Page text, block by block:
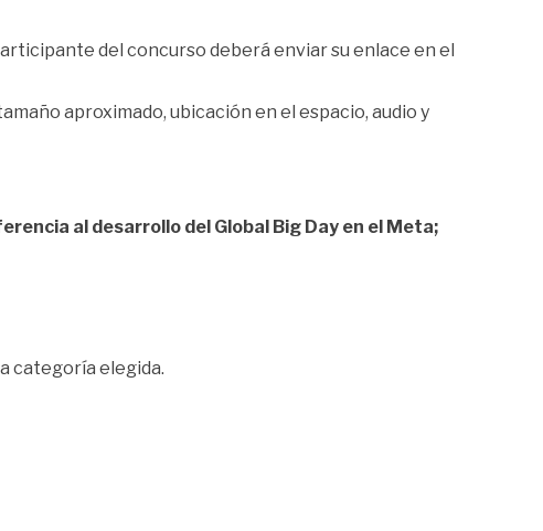
del concurso deberá enviar su enlace en el
aproximado, ubicación en el espacio, audio y
al desarrollo del Global Big Day en el Meta;
categoría elegida.